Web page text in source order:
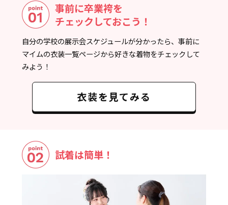
事前に卒業袴を
チェックしておこう！
自分の学校の展示会スケジュールが分かったら、事前に
マイムの衣装一覧ページから好きな着物をチェックして
みよう！
衣装を見てみる
試着は簡単！